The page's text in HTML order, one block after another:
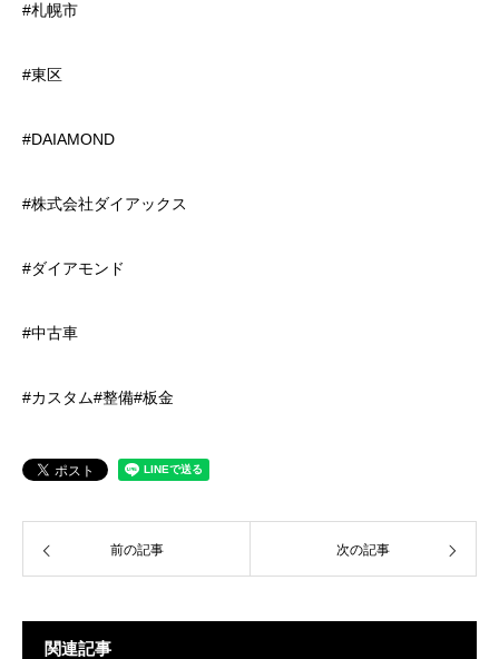
#札幌市
#東区
#DAIAMOND
#株式会社ダイアックス
#ダイアモンド
#中古車
#カスタム#整備#板金
前の記事 次の記事
関連記事